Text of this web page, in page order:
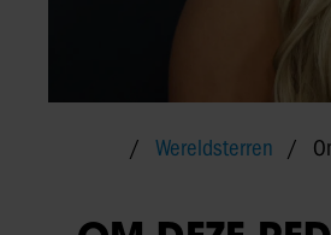
Wereldsterren